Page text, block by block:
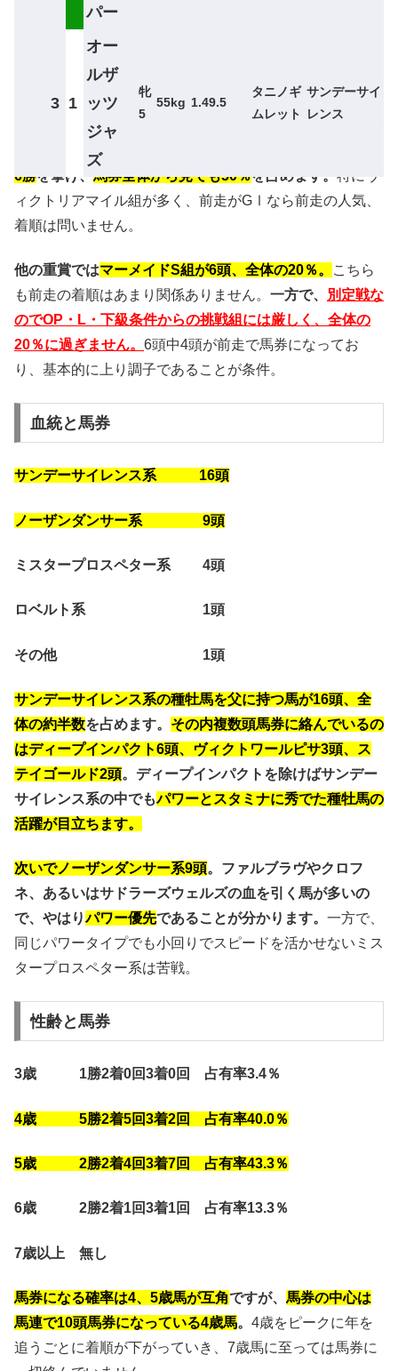
パー
3 1
オー
ルザ
ッツ
ジャ
ズ
牝
5
55kg 1.49.5
タニノギ
ムレット
サンデーサイ
レンス
OP・L 0勝2着1回3着1回
条件クラス 0勝2着2回2着2回
前走重賞を経験している馬が強く、
になる確率が違ってくるレース
6勝を挙げ、 馬券全体から見ても50％を占めます。 特にヴ
ィクトリアマイル組が多く、前走がGⅠなら前走の人気、
着順は問いません。
他の重賞ではマーメイドS組が6頭、全体の20％。
こちら
も前走の着順はあまり関係ありません。 一方で、 別定戦な
のでOP・L・下級条件からの挑戦組には厳しく、全体の
20％に過ぎません。 6頭中4頭が前走で馬券になってお
り、基本的に上り調子であることが条件。
血統と馬券
サンデーサイレンス系 16頭
ノーザンダンサー系 9頭
ミスタープロスペター系 4頭
ロベルト系 1頭
その他 1頭
サンデーサイレンス系の種牡馬を父に持つ馬が16頭、全
体の約半数を占めます。 その内複数頭馬券に絡んでいるの
はディープインパクト6頭、ヴィクトワールピサ3頭、ス
テイゴールド2頭。ディープインパクトを除けばサンデー
サイレンス系の中でもパワーとスタミナに秀でた種牡馬の
活躍が目立ちます。
次いでノーザンダンサー系9頭。ファルブラヴやクロフ
ネ、あるいはサドラーズウェルズの血を引く馬が多いの
で、やはりパワー優先であることが分かります。 一方で、
同じパワータイプでも小回りでスピードを活かせないミス
タープロスペター系は苦戦。
性齢と馬券
3歳 1勝2着0回3着0回 占有率3.4％
4歳 5勝2着5回3着2回 占有率40.0％
5歳 2勝2着4回3着7回 占有率43.3％
6歳 2勝2着1回3着1回 占有率13.3％
7歳以上 無し
馬券になる確率は4、5歳馬が互角ですが、 馬券の中心は
馬連で10頭馬券になっている4歳馬。 4歳をピークに年を
追うごとに着順が下がっていき、7歳馬に至っては馬券に